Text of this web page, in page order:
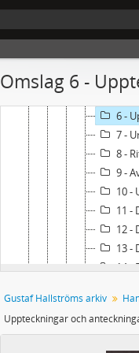
Omslag 6 -
1 -
2 -
3 -
4 -
5 -
6 -
7 -
8 -
9 -
10 -
11 -
12 -
13 -
14 -
16 -
17 -
Gustaf Hallströms arkiv
Uppteckningar och